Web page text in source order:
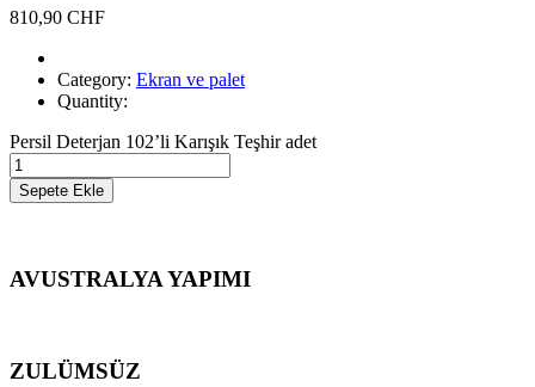
810,90 CHF
Category: Ekran ve palet
Quantity:
Persil Deterjan 102’li Karışık Teşhir adet
Sepete Ekle
AVUSTRALYA YAPIMI
ZULÜMSÜZ